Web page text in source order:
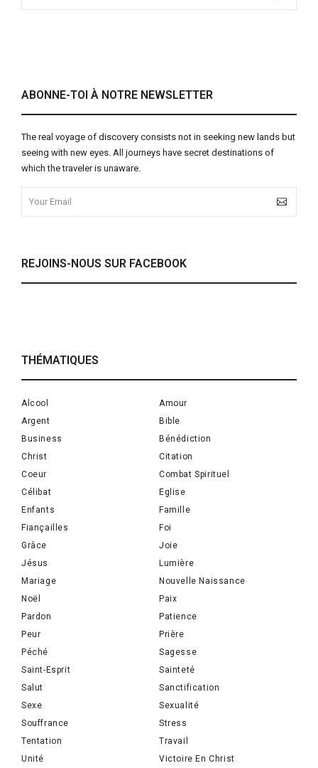
ABONNE-TOI À NOTRE NEWSLETTER
The real voyage of discovery consists not in seeking new lands but
seeing with new eyes. All journeys have secret destinations of
which the traveler is unaware.
REJOINS-NOUS SUR FACEBOOK
THÉMATIQUES
Alcool
Amour
Argent
Bible
Business
Bénédiction
Christ
Citation
Coeur
Combat Spirituel
Célibat
Eglise
Enfants
Famille
Fiançailles
Foi
Grâce
Joie
Jésus
Lumière
Mariage
Nouvelle Naissance
Noël
Paix
Pardon
Patience
Peur
Prière
Péché
Sagesse
Saint-Esprit
Sainteté
Salut
Sanctification
Sexe
Sexualité
Souffrance
Stress
Tentation
Travail
Unité
Victoire En Christ